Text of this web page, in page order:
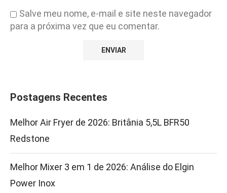
Salve meu nome, e-mail e site neste navegador
para a próxima vez que eu comentar.
Postagens Recentes
Melhor Air Fryer de 2026: Britânia 5,5L BFR50
Redstone
Melhor Mixer 3 em 1 de 2026: Análise do Elgin
Power Inox